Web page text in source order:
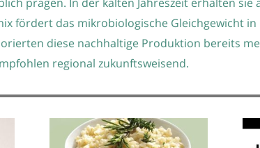
fördert das mikrobiologische Gleichgewicht
diese nachhaltige Produktion bereits
regional zukunftsweisend.